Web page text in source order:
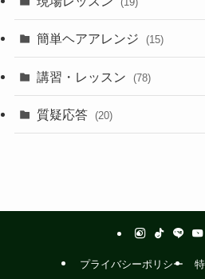
簡単ヘアアレンジ (15)
講習・レッスン (78)
質疑応答 (20)
プライバシーポリシー